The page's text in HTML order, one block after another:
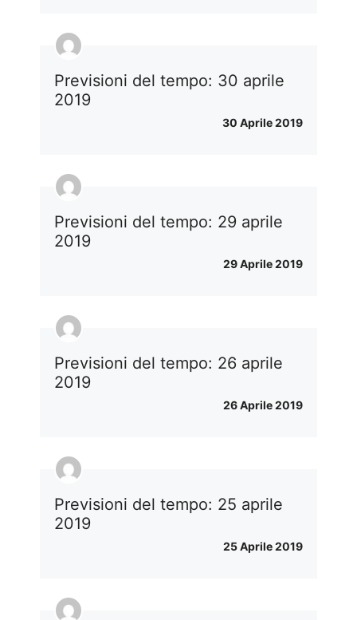
Previsioni del tempo: 30 aprile
2019
30 Aprile 2019
Previsioni del tempo: 29 aprile
2019
29 Aprile 2019
Previsioni del tempo: 26 aprile
2019
26 Aprile 2019
Previsioni del tempo: 25 aprile
2019
25 Aprile 2019